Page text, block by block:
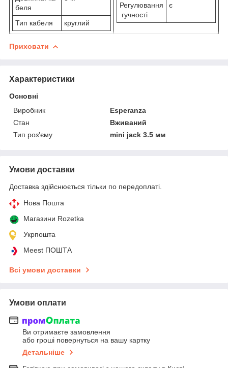
беля
Тип кабеля круглий
Регулювання
гучності
є
Приховати
Характеристики
Основні
Виробник
Esperanza
Стан
Вживаний
Тип роз'єму
mini jack 3.5 мм
Умови доставки
Доставка здійснюється тільки по передоплаті.
Нова Пошта
Магазини Rozetka
Укрпошта
Meest ПОШТА
Всі умови доставки
Умови оплати
Ви отримаєте замовлення
або гроші повернуться на вашу картку
Детальніше